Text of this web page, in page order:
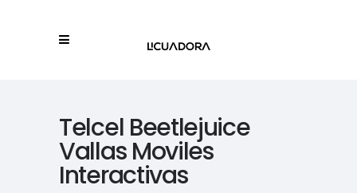
Telcel Beetlejuice
Vallas Moviles
Interactivas